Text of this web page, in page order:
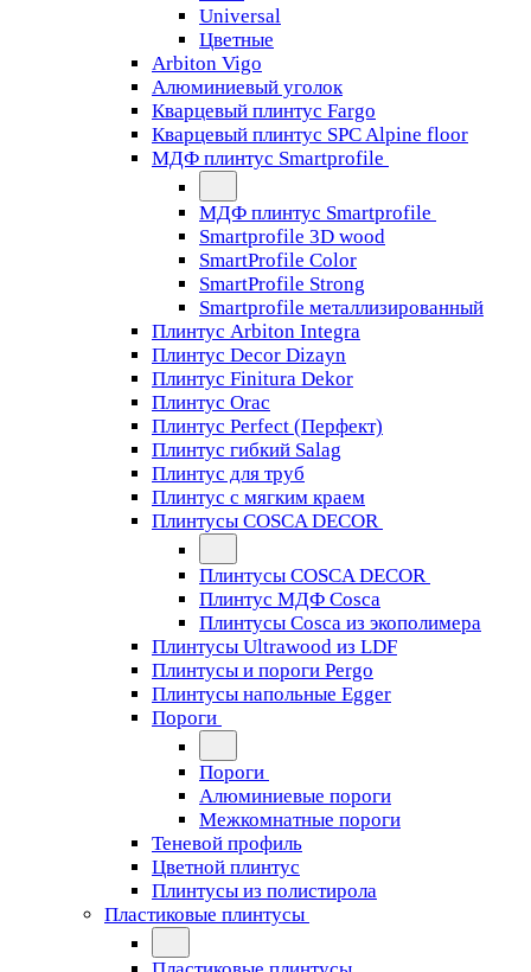
Universal
Цветные
Arbiton Vigo
Алюминиевый уголок
Кварцевый плинтус Fargo
Кварцевый плинтус SPC Alpine floor
МДФ плинтус Smartprofile
МДФ плинтус Smartprofile
Smartprofile 3D wood
SmartProfile Color
SmartProfile Strong
Smartprofile металлизированный
Плинтус Arbiton Integra
Плинтус Decor Dizayn
Плинтус Finitura Dekor
Плинтус Orac
Плинтус Perfect (Перфект)
Плинтус гибкий Salag
Плинтус для труб
Плинтус с мягким краем
Плинтусы COSCA DECOR
Плинтусы COSCA DECOR
Плинтус МДФ Cosca
Плинтусы Cosca из экополимера
Плинтусы Ultrawood из LDF
Плинтусы и пороги Pergo
Плинтусы напольные Egger
Пороги
Пороги
Алюминиевые пороги
Межкомнатные пороги
Теневой профиль
Цветной плинтус
Плинтусы из полистирола
Пластиковые плинтусы